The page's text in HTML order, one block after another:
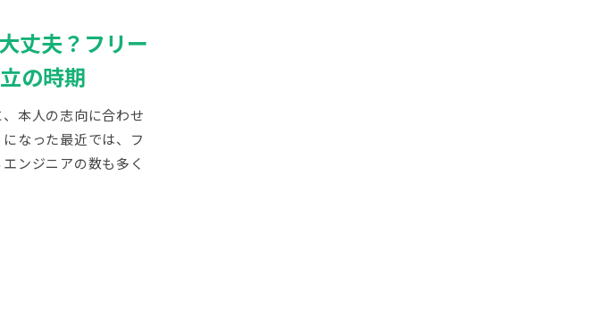
丈夫？フリー
の時期
本人の志向に合わせ
なった最近では、フ
ンジニアの数も多く